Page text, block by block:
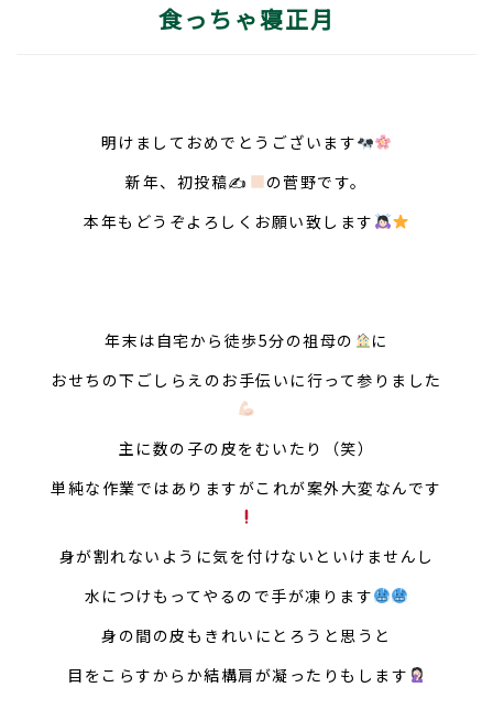
食っちゃ寝正月
明けましておめでとうございます
新年、初投稿✍
の菅野です。
本年もどうぞよろしくお願い致します
年末は自宅から徒歩5分の祖母の
に
おせちの下ごしらえのお手伝いに行って参りました
主に数の子の皮をむいたり（笑）
単純な作業ではありますがこれが案外大変なんです
身が割れないように気を付けないといけませんし
水につけもってやるので手が凍ります
身の間の皮もきれいにとろうと思うと
目をこらすからか結構肩が凝ったりもします